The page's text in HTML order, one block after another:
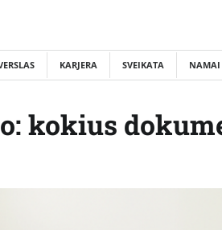
KARJERA SVEIKATA NAMAI
kokius